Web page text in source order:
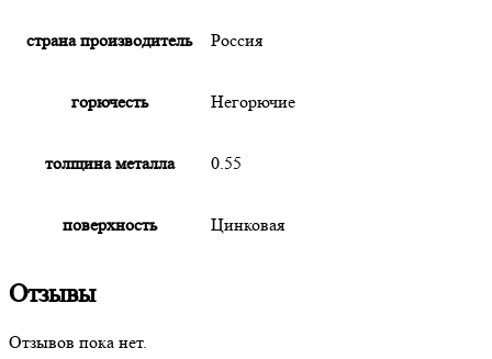
страна производитель Россия
горючесть Негорючие
толщина металла 0.55
поверхность Цинковая
Отзывы
Отзывов пока нет.